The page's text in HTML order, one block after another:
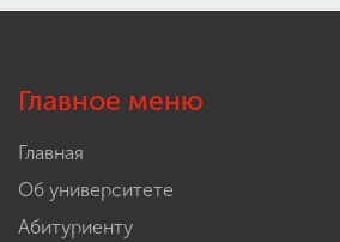
Главное меню
Главная
Об университете
Абитуриенту